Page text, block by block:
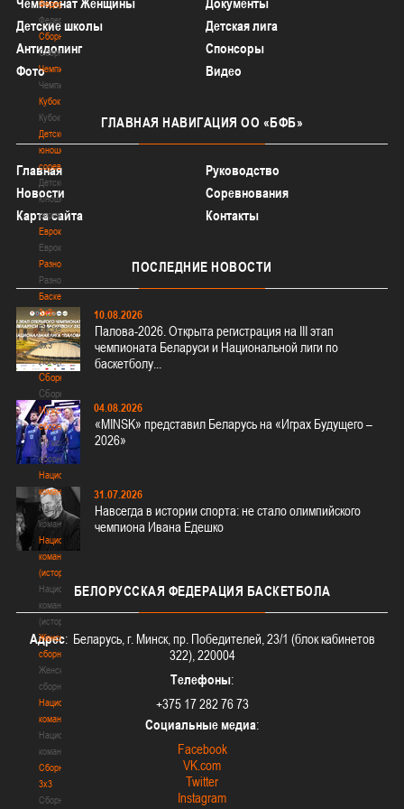
Федерация
Федерация
Сборные
Сборные
Чемпионат
Чемпионат
Кубок
Кубок
Детско-
юношеские
соревнования
Детско-
юношеские
соревнования
Еврокубки
Еврокубки
Разное
Разное
Баскетбол
3х3
Баскетбол
3х3
Лого[modid=121]
Сборные
Сборные
Мужские
сборные
Мужские
сборные
Национальная
команда
Национальная
команда
Национальная
команда
(история)
Национальная
команда
(история)
Женские
сборные
Женские
сборные
Национальная
команда
Национальная
команда
Сборные
3х3
Сборные
Чемпионат Женщины
Документы
Детские школы
Детская лига
Антидопинг
Спонсоры
Фото
Видео
ГЛАВНАЯ НАВИГАЦИЯ ОО «БФБ»
Главная
Руководство
Новости
Соревнования
Карта сайта
Контакты
ПОСЛЕДНИЕ НОВОСТИ
10.08.2026
Палова-2026. Открыта регистрация на III этап
чемпионата Беларуси и Национальной лиги по
баскетболу...
04.08.2026
«MINSK» представил Беларусь на «Играх Будущего –
2026»
31.07.2026
Навсегда в истории спорта: не стало олимпийского
чемпиона Ивана Едешко
БЕЛОРУССКАЯ ФЕДЕРАЦИЯ БАСКЕТБОЛА
Адрес: Беларусь, г. Минск, пр. Победителей, 23/1 (блок кабинетов
322), 220004
Телефоны:
+375 17 282 76 73
Социальные медиа:
Facebook
VK.com
Twitter
Instagram